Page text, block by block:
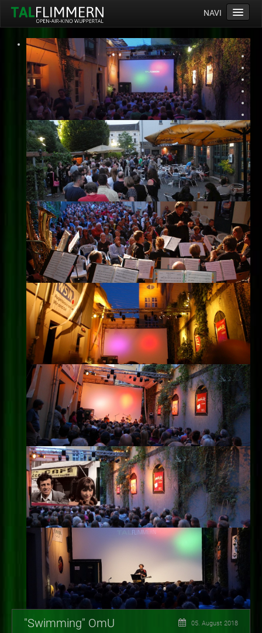
NAVI
Home
Programm
Service
Ticketinfos
Ort
Anreise
Wetter
Kinogutschein
Konzept
Archiv
Kontakt
Impressum
Datenschutz
"Swimming" OmU 05. August 2018